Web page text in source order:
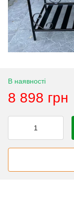
В наявності
8 898 грн